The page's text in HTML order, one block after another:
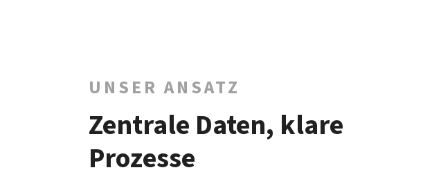
UNSER ANSATZ
Zentrale Daten, klare
Prozesse